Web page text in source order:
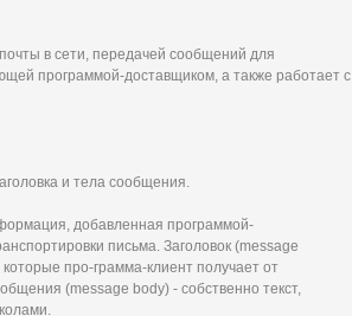
в сети, передачей сообщений для
программой-доставщиком, а также работает с
и тела сообщения.
добавленная программой-
письма. Заголовок (message
про-грамма-клиент получает от
(message body) - собственно текст,